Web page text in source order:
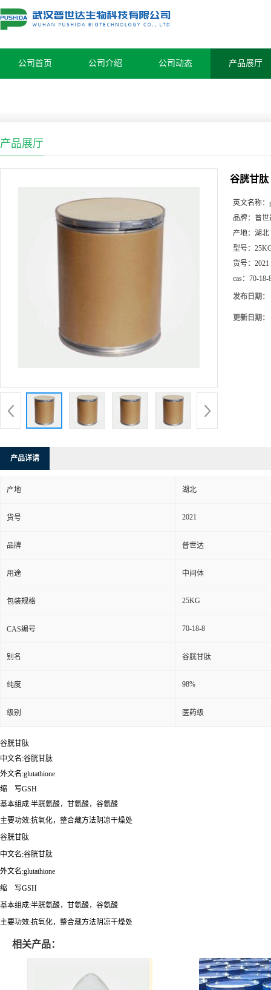
公司首页 公司介绍 公司动态 产品展厅
产品展厅
谷胱甘肽
英文名称：
品牌： 普世
产地： 湖北
型号：
货号： 2021
cas： 70-18-
发布日期：
更新日期：
产品详请
产地 湖北
货号 2021
品牌 普世达
用途 中间体
包装规格 25KG
CAS编号 70-18-8
别名 谷胱甘肽
纯度 98%
级别 医药级
谷胱甘肽
中文名:谷胱甘肽
外文名:glutathione
缩 写GSH
基本组成:半胱氨酸，甘氨酸，谷氨酸
主要功效:抗氧化，整合藏方法阴凉干燥处
谷胱甘肽
中文名:谷胱甘肽
外文名:glutathione
缩 写GSH
基本组成:半胱氨酸，甘氨酸，谷氨酸
主要功效:抗氧化，整合藏方法阴凉干燥处
相关产品：